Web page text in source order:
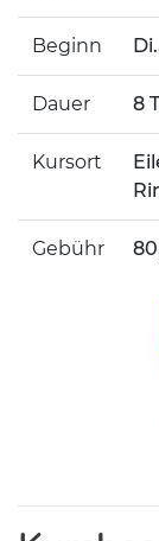
Beginn Di.
Dauer 8
Kursort
Gebühr